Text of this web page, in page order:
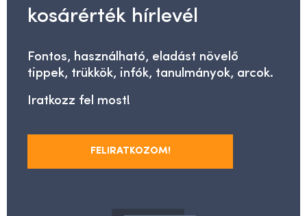
kosárérték hírlevél
Fontos, használható, eladást növelő
tippek, trükkök, infók, tanulmányok, arcok.
Iratkozz fel most!
FELIRATKOZOM!